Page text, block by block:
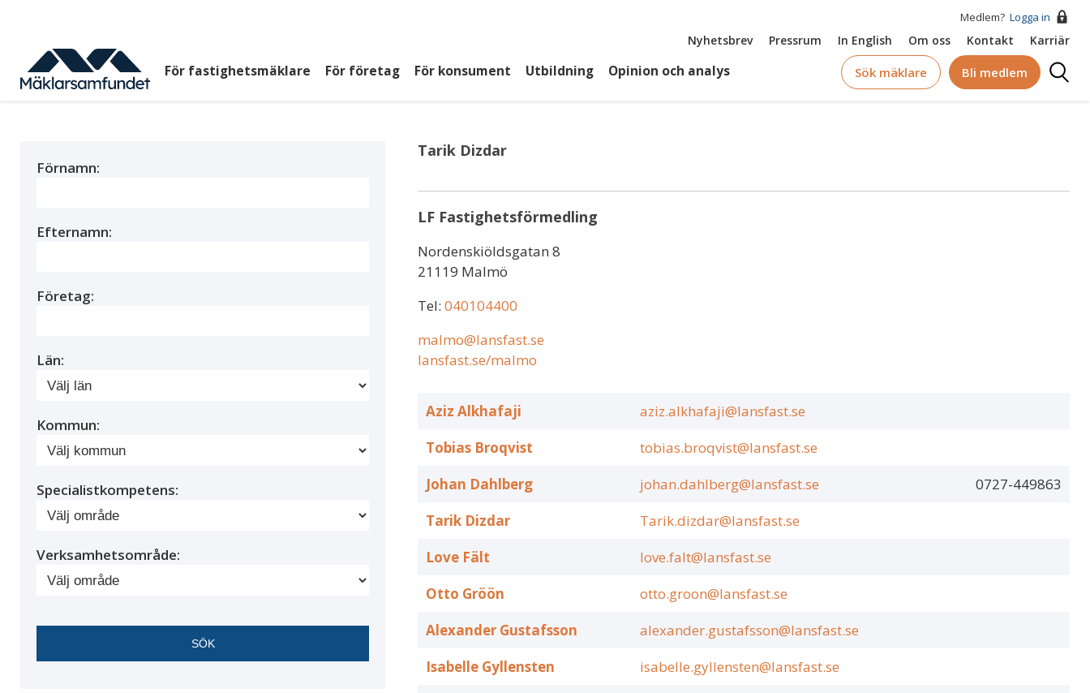
huvudinnehåll
Medlem? Logga in
Top
Nyhetsbrev Pressrum In English Om oss Kontakt Karriär
Huvudmeny
För fastighetsmäklare För företag För konsument Utbildning Opinion och analys Sök mäklare Bli medlem
Logga
Tarik Dizdar
LF Fastighetsförmedling
Nordenskiöldsgatan 8
21119 Malmö
Tel: 040104400
malmo@lansfast.se
lansfast.se/malmo
Aziz Alkhafaji
aziz.alkhafaji@lansfast.se
Tobias Broqvist
tobias.broqvist@lansfast.se
Johan Dahlberg
johan.dahlberg@lansfast.se
0727-449863
Tarik Dizdar
Tarik.dizdar@lansfast.se
Love Fält
love.falt@lansfast.se
Otto Gröön
otto.groon@lansfast.se
Alexander Gustafsson
alexander.gustafsson@lansfast.se
Isabelle Gyllensten
isabelle.gyllensten@lansfast.se
Förnamn:
Efternamn:
Företag:
Län:
Kommun:
Specialistkompetens:
Verksamhetsområde: